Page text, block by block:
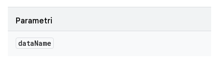
Parametri
dataName